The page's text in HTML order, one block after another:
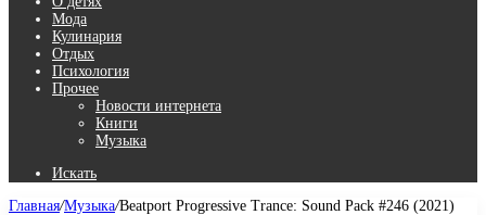
Мода
Кулинария
Отдых
Психология
Прочее
Новости интернета
Книги
Музыка
Искать
Главная/Музыка/Beatport Progressive Trance: Sound Pack #246 (2021)